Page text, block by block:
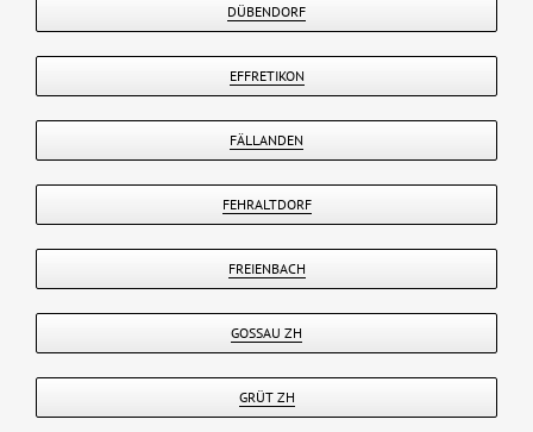
DÜBENDORF
EFFRETIKON
FÄLLANDEN
FEHRALTDORF
FREIENBACH
GOSSAU ZH
GRÜT ZH